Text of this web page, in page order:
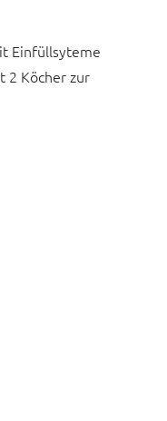
Einfüllsyteme
2 Köcher zur